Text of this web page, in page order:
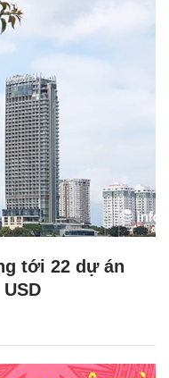
tới 22 dự án